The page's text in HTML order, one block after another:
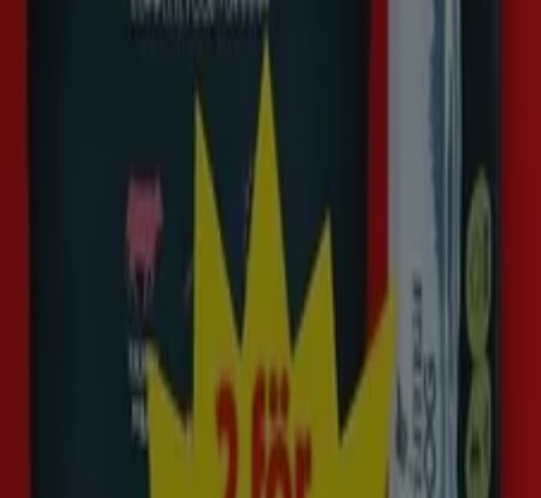
Prima pris
VARUMÄRKE PRIS
Prima - Beef Meal
Prima Kr 45.00
Prima - Beef Meal
Prima Kr 45.00
2 for
Kr 45.002 for
Prima - Beef Meal
Kr 45.00 2 for
Prima, alla erbjudanden inom
räckhåll för dina fingertoppar